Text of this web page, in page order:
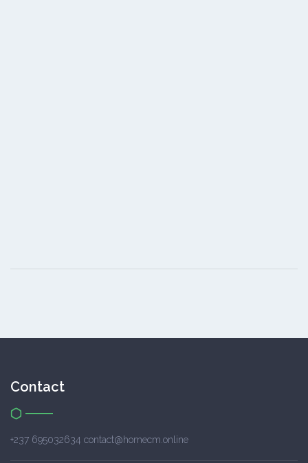
Contact
+237 695032634 contact@homecm.online